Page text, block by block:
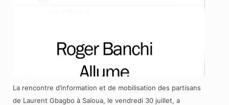
La rencontre d’information et de mobilisation des partisans
de Laurent Gbagbo à Saïoua, le vendredi 30 juillet, a